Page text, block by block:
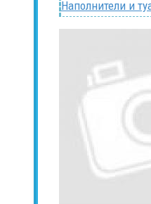
Наполнители и